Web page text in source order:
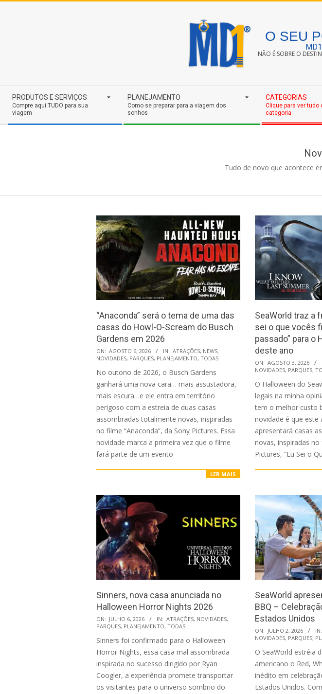
O SEU
NÃO É SOBRE O
Navigation
Menu
PRODUTOS E SERVIÇOS
Compre aqui TUDO para sua
viagem
PLANEJAMENTO
Como se preparar para a viagem dos
sonhos
CATEGORIAS
Clique para ver tudo
categoria.
Tudo de novo que acontece
“Anaconda” será o tema de uma das
casas do Howl-O-Scream do Busch
Gardens em 2026
2026-
08-
06
ON: AGOSTO 6, 2026 IN: ATRAÇÕES, NEWS,
NOVIDADES, PARQUES, PLANEJAMENTO, TODAS
No outono de 2026, o Busch Gardens
ganhará uma nova cara… mais assustadora,
mais escura…e ele entra em território
perigoso com a estreia de duas casas
assombradas totalmente novas, inspiradas
no filme “Anaconda”, da Sony Pictures. Essa
novidade marca a primeira vez que o filme
fará parte de um evento
LER MAIS
SeaWorld traz a
sei o que vocês
passado” para o
deste ano
2026-
08-
03
ON: AGOSTO 3, 2026
NOVIDADES, PARQUES,
O Halloween do
legais na minha
tem o melhor custo
novidade é que este
apresentará casas
novas, inspiradas
Pictures, “Eu Sei o
Sinners, nova casa anunciada no
Halloween Horror Nights 2026
2026-
07-
06
ON: JULHO 6, 2026 IN: ATRAÇÕES, NOVIDADES,
PARQUES, PLANEJAMENTO, TODAS
Sinners foi confirmado para o Halloween
Horror Nights, essa casa mal assombrada
inspirada no sucesso dirigido por Ryan
Coogler, a experiência promete transportar
os visitantes para o universo sombrio do
SeaWorld
BBQ –
Estados Unidos
2026-
07-
02
ON: JULHO 2, 2026 IN:
NOVIDADES, PARQUES,
O SeaWorld estréia
americano o Red,
inédito em
Estados Unidos.